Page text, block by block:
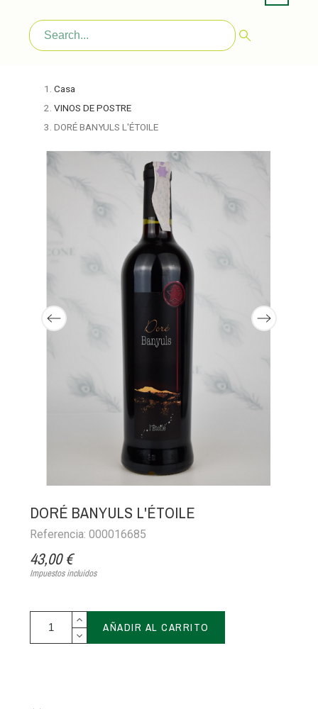
Casa
VINOS DE POSTRE
DORÉ BANYULS L'ÉTOILE
DORÉ BANYULS L'ÉTOILE
Referencia: 000016685
43,00 €
Impuestos incluidos
AÑADIR AL CARRITO